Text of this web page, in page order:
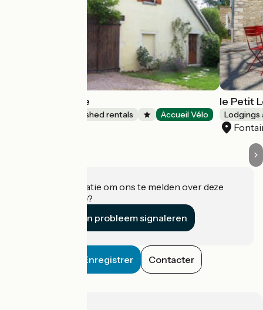
La Maison Jaune
Lodgings and furnished rentals Accueil Vélo
le Petit
Lodgings
Heeft u informatie om ons te melden over deze
accommodatie?
Een probleem signaleren
Enregistrer Contacter